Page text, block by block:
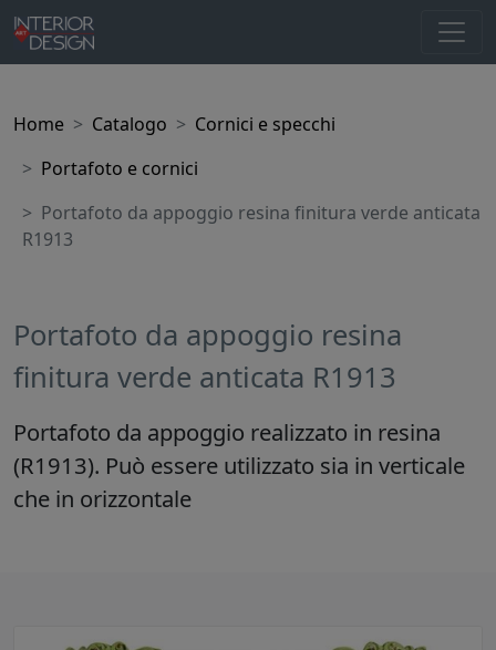
Home Catalogo
Cornici e specchi
Portafoto e cornici
Portafoto da appoggio resina finitura verde anticata
R1913
Portafoto da appoggio resina
finitura verde anticata R1913
Portafoto da appoggio realizzato in resina
(R1913). Può essere utilizzato sia in verticale
che in orizzontale